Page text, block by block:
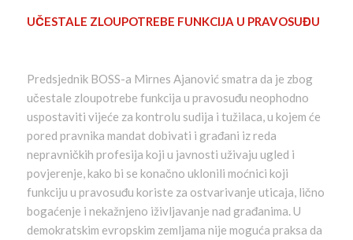
UČESTALE ZLOUPOTREBE FUNKCIJA U PRAVOSUĐU
Predsjednik BOSS-a Mirnes Ajanović smatra da je zbog
učestale zloupotrebe funkcija u pravosuđu neophodno
uspostaviti vijeće za kontrolu sudija i tužilaca, u kojem će
pored pravnika mandat dobivati i građani iz reda
nepravničkih profesija koji u javnosti uživaju ugled i
povjerenje, kako bi se konačno uklonili moćnici koji
funkciju u pravosuđu koriste za ostvarivanje uticaja, lično
bogaćenje i nekažnjeno iživljavanje nad građanima. U
demokratskim evropskim zemljama nije moguća praksa da